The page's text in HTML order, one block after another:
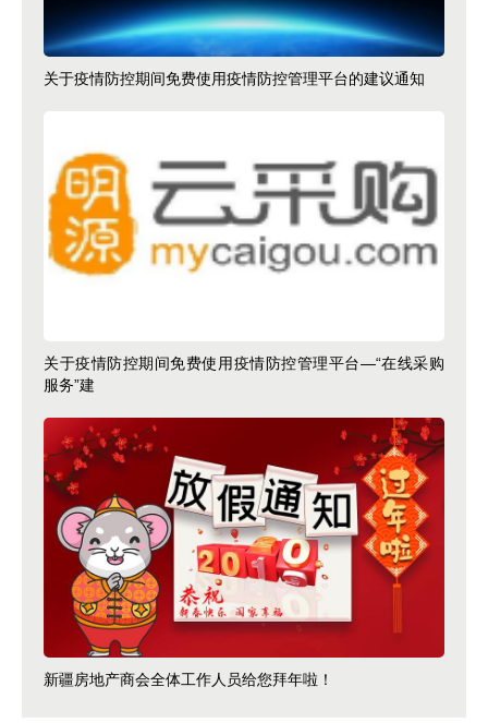
关于疫情防控期间免费使用疫情防控管理平台的建议通知
关于疫情防控期间免费使用疫情防控管理平台—“在线采购
服务”建
新疆房地产商会全体工作人员给您拜年啦！